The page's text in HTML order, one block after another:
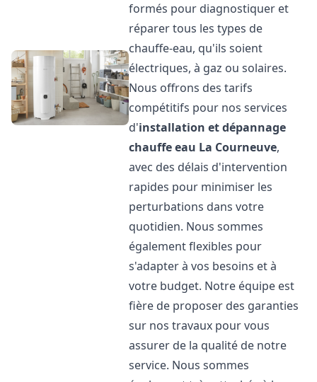
formés pour diagnostiquer et
réparer tous les types de
chauffe-eau, qu'ils soient
électriques, à gaz ou solaires.
Nous offrons des tarifs
compétitifs pour nos services
d'installation et dépannage
chauffe eau La Courneuve,
avec des délais d'intervention
rapides pour minimiser les
perturbations dans votre
quotidien. Nous sommes
également flexibles pour
s'adapter à vos besoins et à
votre budget. Notre équipe est
fière de proposer des garanties
sur nos travaux pour vous
assurer de la qualité de notre
service. Nous sommes